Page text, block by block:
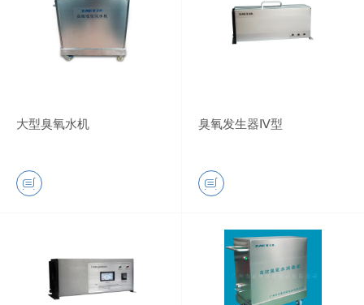
大型臭氧水机 臭氧发生器Ⅳ型